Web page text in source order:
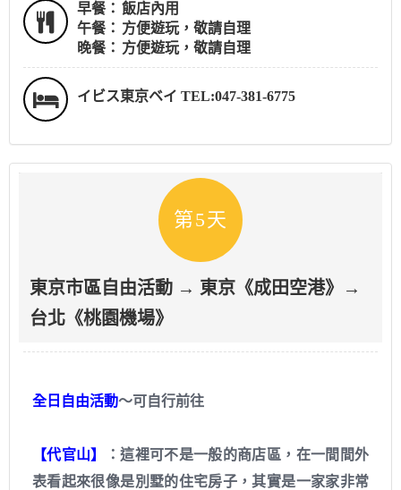
早餐： 飯店內用
午餐： 方便遊玩，敬請自理
晚餐： 方便遊玩，敬請自理
イビス東京ベイ TEL:047-381-6775
第5天
東京市區自由活動 → 東京《成田空港》→
台北《桃園機場》
全日自由活動～可自行前往
【代官山】
：這裡可不是一般的商店區，在一間間外
表看起來很像是別墅的住宅房子，其實是一家家非常